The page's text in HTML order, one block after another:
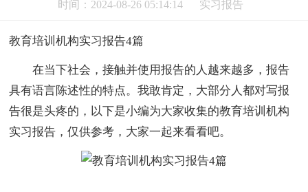
时间：2024-08-26 05:14:14 实习报告
教育培训机构实习报告4篇
在当下社会，接触并使用报告的人越来越多，报告
具有语言陈述性的特点。我敢肯定，大部分人都对写报
告很是头疼的，以下是小编为大家收集的教育培训机构
实习报告，仅供参考，大家一起来看看吧。